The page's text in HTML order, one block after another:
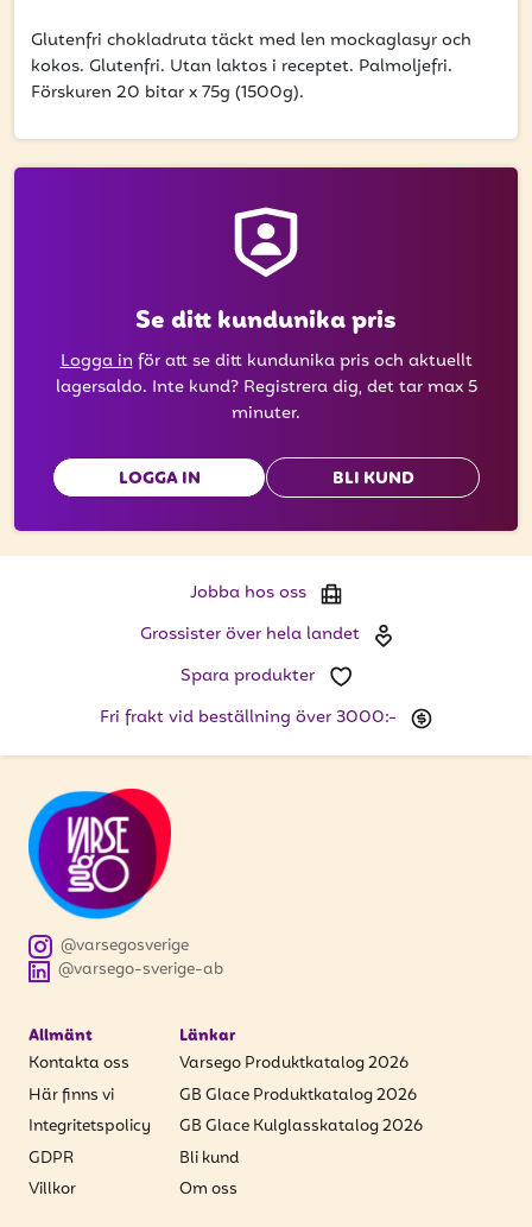
Ange din e-postadress nedan för att ta del av våra nyheter
och erbjudanden.
Glutenfri chokladruta täckt med len mockaglasyr och
kokos. Glutenfri. Utan laktos i receptet. Palmoljefri.
Förskuren 20 bitar x 75g (1500g).
Se ditt kundunika pris
Logga inför att se ditt kundunika pris och aktuellt
lagersaldo. Inte kund? Registrera dig, det tar max 5
minuter.
LOGGA IN BLI KUND
Jobba hos oss
Grossister över hela landet
Spara produkter
Fri frakt vid beställning över 3000:-
@varsego-sverige-ab
@varsegosverige
Allmänt
Kontakta oss
Här finns vi
Integritetspolicy
GDPR
Villkor
Länkar
Varsego Produktkatalog 2026
GB Glace Produktkatalog 2026
GB Glace Kulglasskatalog 2026
Bli kund
Om oss